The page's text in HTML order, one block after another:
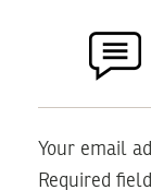
Your email
Required